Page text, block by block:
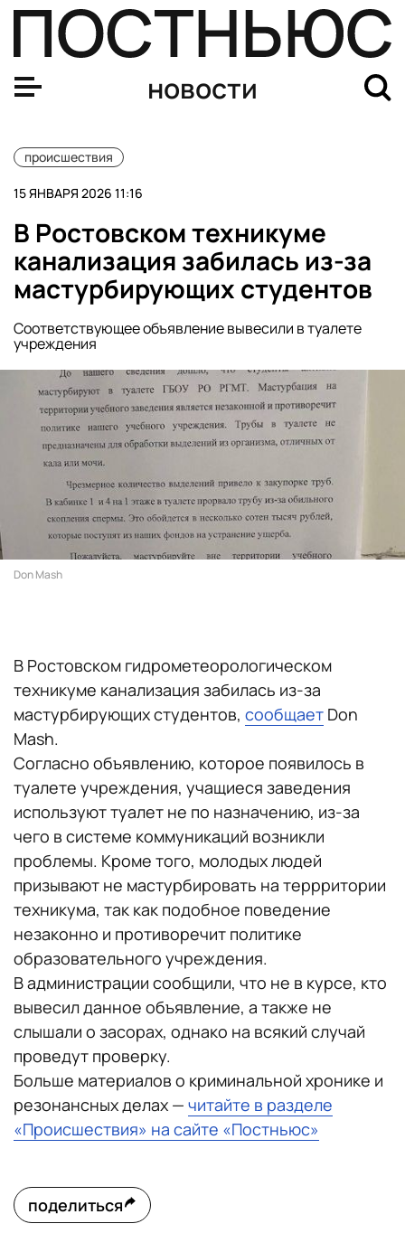
новости
происшествия
15 ЯНВАРЯ 2026 11:16
В Ростовском техникуме
канализация забилась из-за
мастурбирующих студентов
Соответствующее объявление вывесили в туалете
учреждения
Don Mash
В Ростовском гидрометеорологическом
техникуме канализация забилась из-за
мастурбирующих студентов, сообщает Don
Mash.
Согласно объявлению, которое появилось в
туалете учреждения, учащиеся заведения
используют туалет не по назначению, из-за
чего в системе коммуникаций возникли
проблемы. Кроме того, молодых людей
призывают не мастурбировать на террритории
техникума, так как подобное поведение
незаконно и противоречит политике
образовательного учреждения.
В администрации сообщили, что не в курсе, кто
вывесил данное объявление, а также не
слышали о засорах, однако на всякий случай
проведут проверку.
Больше материалов о криминальной хронике и
резонансных делах — читайте в разделе
«Происшествия» на сайте «Постньюс»
поделиться
Shot: экс-замглавы Минтруда Скляр назначил жену